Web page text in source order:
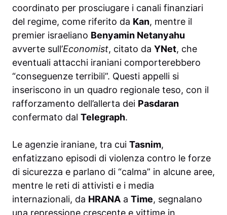
coordinato per prosciugare i canali finanziari
del regime, come riferito da Kan, mentre il
premier israeliano Benyamin Netanyahu
avverte sull’Economist, citato da YNet, che
eventuali attacchi iraniani comporterebbero
“conseguenze terribili”. Questi appelli si
inseriscono in un quadro regionale teso, con il
rafforzamento dell’allerta dei Pasdaran
confermato dal Telegraph.
Le agenzie iraniane, tra cui Tasnim,
enfatizzano episodi di violenza contro le forze
di sicurezza e parlano di “calma” in alcune aree,
mentre le reti di attivisti e i media
internazionali, da HRANA a Time, segnalano
una repressione crescente e vittime in